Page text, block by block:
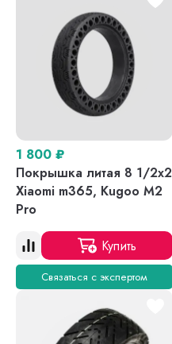
1 800 ₽
Покрышка литая 8 1/2х2
Xiaomi m365, Kugoo M2
Pro
Купить
Связаться с экспертом